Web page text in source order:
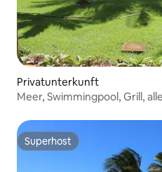
Privatunterkunft
Meer, Swimmingpool, Grill,
Superhost
Superhost